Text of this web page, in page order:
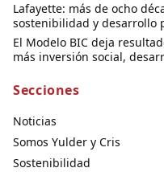
Lafayette: más de ocho
sostenibilidad y desarrollo
El Modelo BIC deja
más inversión social,
Secciones
Noticias
Somos Yulder y Cris
Sostenibilidad